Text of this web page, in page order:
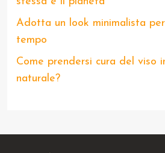
Adotta un look minimalista
tempo
Come prendersi cura del viso
naturale?